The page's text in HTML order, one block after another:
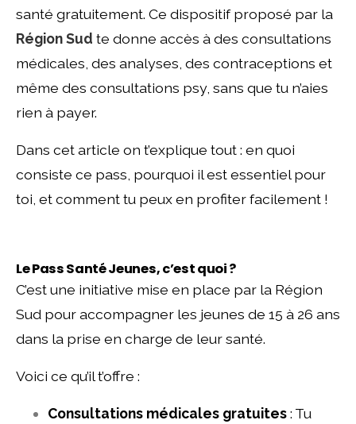
santé gratuitement. Ce dispositif proposé par la
Région Sud te donne accès à des consultations
médicales, des analyses, des contraceptions et
même des consultations psy, sans que tu n’aies
rien à payer.
Dans cet article on t’explique tout : en quoi
consiste ce pass, pourquoi il est essentiel pour
toi, et comment tu peux en profiter facilement !
Le Pass Santé Jeunes, c’est quoi ?
C’est une initiative mise en place par la Région
Sud pour accompagner les jeunes de 15 à 26 ans
dans la prise en charge de leur santé.
Voici ce qu’il t’offre :
Consultations médicales gratuites: Tu